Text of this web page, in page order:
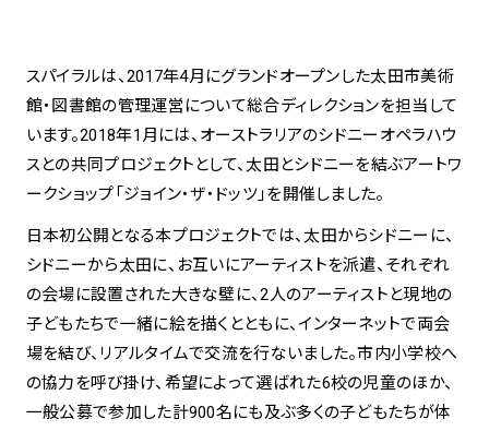
Spiral Rendezvous
Store
Spiral Rendezvous Store
グランスタ東京店
Others3
spiral art gallery 名古屋
MoN Park Cafe by Spiral
MoN Shop by Spiral
MoN Kitchen by Spiral
スパイラルは、2017年4月にグランドオープンした太田市美術
館・図書館の管理運営について総合ディレクションを担当して
います。2018年1月には、オーストラリアのシドニーオペラハウ
スとの共同プロジェクトとして、太田とシドニーを結ぶアートワ
ークショップ「ジョイン・ザ・ドッツ」を開催しました。
日本初公開となる本プロジェクトでは、太田からシドニーに、
シドニーから太田に、お互いにアーティストを派遣、それぞれ
の会場に設置された大きな壁に、2人のアーティストと現地の
子どもたちで一緒に絵を描くとともに、インターネットで両会
場を結び、リアルタイムで交流を行ないました。市内小学校へ
の協力を呼び掛け、希望によって選ばれた6校の児童のほか、
一般公募で参加した計900名にも及ぶ多くの子どもたちが体